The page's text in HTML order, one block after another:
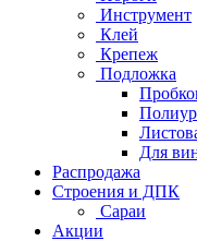
Инструмент
Клей
Крепеж
Подложка
Для
Распродажа
Строения и ДПК
Сараи
Акции